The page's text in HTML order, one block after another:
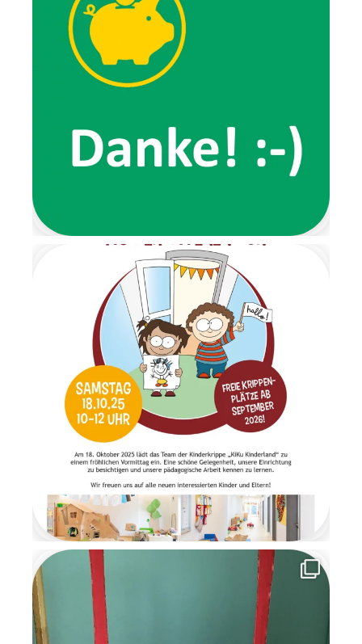
Aktivitäten ein. Außerdem
erzählten sie von ihren
Erlebnissen, wie zum Beispiel
von ihrem
Lieblingsspaziergang, den wir
gemeinsam ausprobierten.
der Wichtelbrunch. Schon im
Eingangsbereich wartete eine
Nachricht der beiden Wichtel
und forderte die Kinder dazu
Mit stimmungsvoller
Weihnachtsmusik wurden alle
Kinder herzlich begrüßt.
Gemeinsam frühstückten wir
in ruhiger und gemütlicher
Atmosphäre. Anschließend
wartete ein Geschenketisch,
an dem die Überraschungen
im Morgenkreis gemeinsam
ausgepackt wurden. Es war
ein Moment voller Staunen
und Freude. Am letzten Tag
der Wichtelzeit
verabschiedeten sich die
Wichtel mit einem
Abschiedsbrief. Sie bedankten
sich für die schöne
gemeinsame Zeit und
versprachen den Kindern, im
nächsten Jahr
wiederzukommen. Die
Wichtelzeit war für alle eine
besondere, magische Zeit
voller Kreativität,
Gemeinschaft und
weihnachtlicher Vorfreude, an
die wir uns noch lange
erinnern werden.